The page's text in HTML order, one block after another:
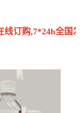
线订购,7*24h全国